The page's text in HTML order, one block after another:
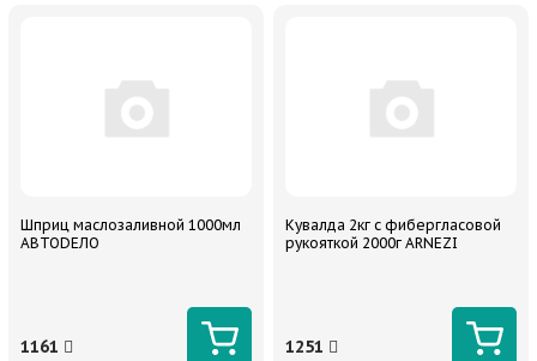
Шприц маслозаливной 1000мл
АВТОDЕЛО
1161
Кувалда 2кг с фибергласовой
рукояткой 2000г ARNEZI
1251